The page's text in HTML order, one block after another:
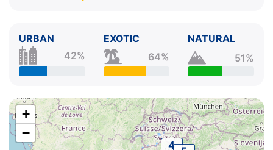
URBAN
42%
EXOTIC
64%
NATURAL
51%
+
−